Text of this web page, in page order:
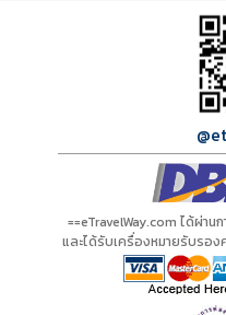
==eTravelWay.com ได้ผ่า
และได้รับเครื่องหมายรับรอ